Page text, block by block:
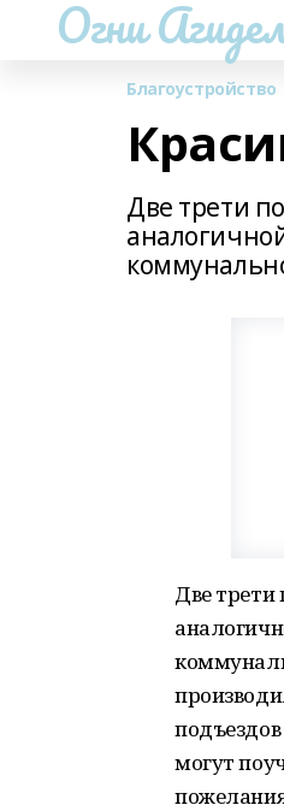
Огни
Благоустройство
Две трети
Две трети
могут